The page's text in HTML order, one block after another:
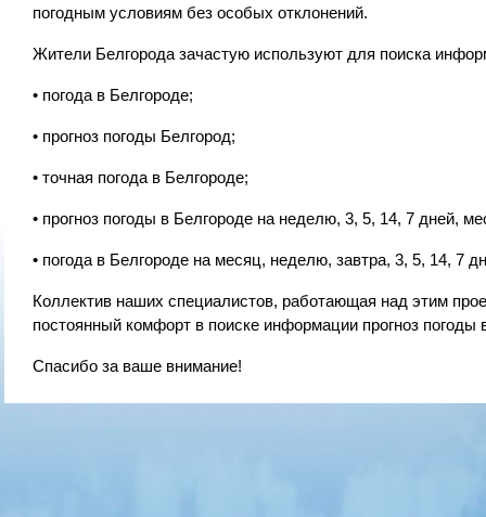
погодным условиям без особых отклонений.
Жители Белгорода зачастую используют для поиска
• погода в Белгороде;
• прогноз погоды Белгород;
• точная погода в Белгороде;
• прогноз погоды в Белгороде на неделю, 3, 5, 14, 7 дней,
• погода в Белгороде на месяц, неделю, завтра, 3, 5, 14, 7
Коллектив наших специалистов, работающая над этим
постоянный комфорт в поиске информации прогноз
Спасибо за ваше внимание!